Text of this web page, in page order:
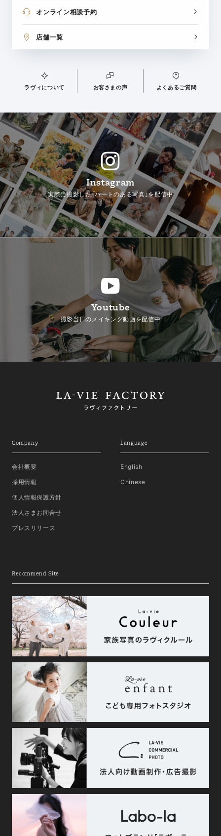
オンライン相談予約
店舗一覧
ラヴィについて お客さまの声 よくあるご質問
Instagram
実際に撮影した「ハートのある写真」を配信中
Youtube
撮影当日のメイキング動画を配信中
Company
会社概要
採用情報
個人情報保護方針
法人さまお問合せ
プレスリリース
Language
English
Chinese
Recommend Site